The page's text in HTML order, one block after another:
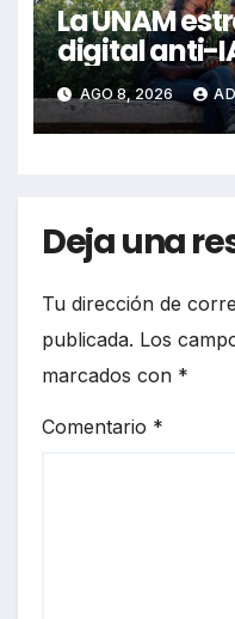
La UNAM
digital anti-
técnicas y
AGO 8, 2026
Deja una
Tu dirección de
publicada. Los
marcados con *
Comentario *